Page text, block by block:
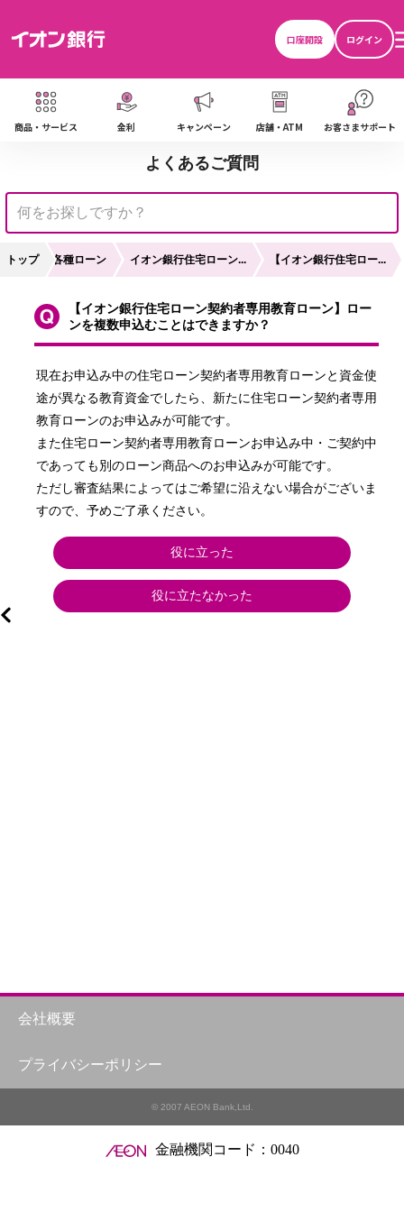
口座開設
ログイン
商品・サービス 金利 キャンペーン 店舗・ATM お客さまサポート
よくあるご質問
トップ 各種ローン イオン銀行住宅ローン... 【イオン銀行住宅ロー...
【イオン銀行住宅ローン契約者専用教育ローン】ロー
ンを複数申込むことはできますか？
現在お申込み中の住宅ローン契約者専用教育ローンと資金使
途が異なる教育資金でしたら、新たに住宅ローン契約者専用
教育ローンのお申込みが可能です。
また住宅ローン契約者専用教育ローンお申込み中・ご契約中
であっても別のローン商品へのお申込みが可能です。
ただし審査結果によってはご希望に沿えない場合がございま
すので、予めご了承ください。
役に立った
役に立たなかった
会社概要
プライバシーポリシー
© 2007 AEON Bank,Ltd.
金融機関コード：0040